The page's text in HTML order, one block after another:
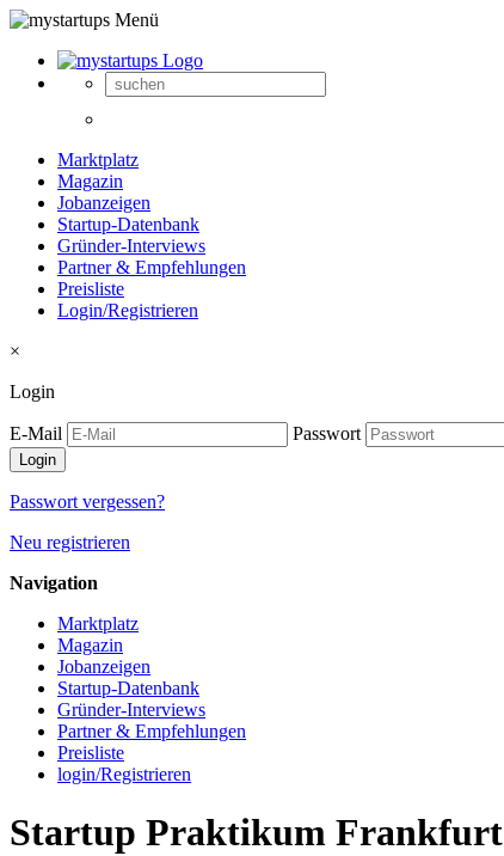
Marktplatz
Magazin
Jobanzeigen
Startup-Datenbank
Gründer-Interviews
Partner & Empfehlungen
Preisliste
Login/Registrieren
×
Login
E-Mail Passwort
Passwort vergessen?
Neu registrieren
Navigation
Marktplatz
Magazin
Jobanzeigen
Startup-Datenbank
Gründer-Interviews
Partner & Empfehlungen
Preisliste
login/Registrieren
Startup Praktikum Frankfurt